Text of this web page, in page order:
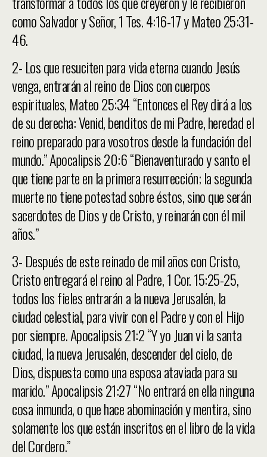
como Salvador y Señor, 1 Tes. 4:16-17 y Mateo 25:31-
46.
2- Los que resuciten para vida eterna cuando Jesús
venga, entrarán al reino de Dios con cuerpos
espirituales, Mateo 25:34 “Entonces el Rey dirá a los
de su derecha: Venid, benditos de mi Padre, heredad el
reino preparado para vosotros desde la fundación del
mundo.” Apocalipsis 20:6 “Bienaventurado y santo el
que tiene parte en la primera resurrección; la segunda
muerte no tiene potestad sobre éstos, sino que serán
sacerdotes de Dios y de Cristo, y reinarán con él mil
años.”
3- Después de este reinado de mil años con Cristo,
Cristo entregará el reino al Padre, 1 Cor. 15:25-25,
todos los fieles entrarán a la nueva Jerusalén, la
ciudad celestial, para vivir con el Padre y con el Hijo
por siempre. Apocalipsis 21:2 “Y yo Juan vi la santa
ciudad, la nueva Jerusalén, descender del cielo, de
Dios, dispuesta como una esposa ataviada para su
marido.” Apocalipsis 21:27 “No entrará en ella ninguna
cosa inmunda, o que hace abominación y mentira, sino
solamente los que están inscritos en el libro de la vida
del Cordero.”